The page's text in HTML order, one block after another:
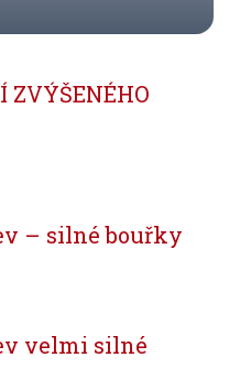
ZVÝŠENÉHO
– silné bouřky
velmi silné